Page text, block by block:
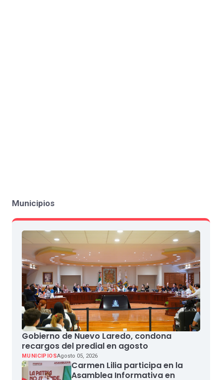
Municipios
Gobierno de Nuevo Laredo, condona
recargos del predial en agosto
MUNICIPIOSAgosto 05, 2026
Carmen Lilia participa en la
Asamblea Informativa en